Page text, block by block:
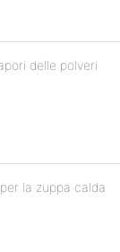
delle polveri
la zuppa calda